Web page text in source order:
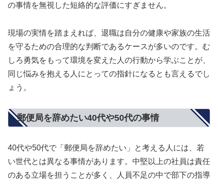
の事情を無視した短絡的な評価にすぎません。
現場の実情を踏まえれば、退職は自分の健康や家族の生活
を守るための合理的な判断であるケースが多いのです。む
しろ勇気をもって環境を変えた人の行動から学ぶことが、
同じ悩みを抱える人にとっての指針になるとも言えるでし
ょう。
郵便局を辞めたい40代や50代の事情
40代や50代で「郵便局を辞めたい」と考える人には、若
い世代とは異なる事情があります。中堅以上の社員は責任
のある立場を担うことが多く、人員不足の中で部下の指導